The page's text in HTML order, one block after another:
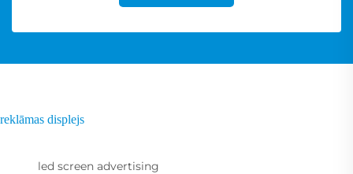
reklāmas displejs
led screen advertising